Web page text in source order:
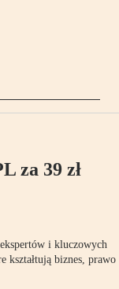
za 39 zł
i kluczowych
kształtują biznes, prawo